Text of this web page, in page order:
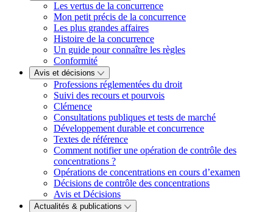
Les vertus de la concurrence
Mon petit précis de la concurrence
Les plus grandes affaires
Histoire de la concurrence
Un guide pour connaître les règles
Conformité
Avis et décisions
Professions réglementées du droit
Suivi des recours et pourvois
Clémence
Consultations publiques et tests de marché
Développement durable et concurrence
Textes de référence
Comment notifier une opération de contrôle des
concentrations ?
Opérations de concentrations en cours d’examen
Décisions de contrôle des concentrations
Avis et Décisions
Actualités & publications